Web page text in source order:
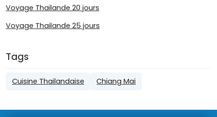
Voyage Thaïlande 20 jours
Voyage Thailande 25 jours
Tags
Cuisine Thailandaise Chiang Mai